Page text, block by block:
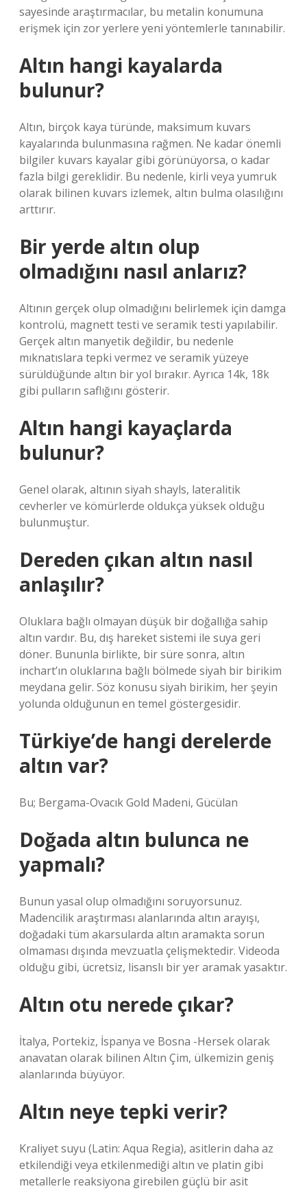
sayesinde araştırmacılar, bu metalin konumuna
erişmek için zor yerlere yeni yöntemlerle tanınabilir.
Altın hangi kayalarda
bulunur?
Altın, birçok kaya türünde, maksimum kuvars
kayalarında bulunmasına rağmen. Ne kadar önemli
bilgiler kuvars kayalar gibi görünüyorsa, o kadar
fazla bilgi gereklidir. Bu nedenle, kirli veya yumruk
olarak bilinen kuvars izlemek, altın bulma olasılığını
arttırır.
Bir yerde altın olup
olmadığını nasıl anlarız?
Altının gerçek olup olmadığını belirlemek için damga
kontrolü, magnett testi ve seramik testi yapılabilir.
Gerçek altın manyetik değildir, bu nedenle
mıknatıslara tepki vermez ve seramik yüzeye
sürüldüğünde altın bir yol bırakır. Ayrıca 14k, 18k
gibi pulların saflığını gösterir.
Altın hangi kayaçlarda
bulunur?
Genel olarak, altının siyah shayls, lateralitik
cevherler ve kömürlerde oldukça yüksek olduğu
bulunmuştur.
Dereden çıkan altın nasıl
anlaşılır?
Oluklara bağlı olmayan düşük bir doğallığa sahip
altın vardır. Bu, dış hareket sistemi ile suya geri
döner. Bununla birlikte, bir süre sonra, altın
inchart’ın oluklarına bağlı bölmede siyah bir birikim
meydana gelir. Söz konusu siyah birikim, her şeyin
yolunda olduğunun en temel göstergesidir.
Türkiye’de hangi derelerde
altın var?
Bu; Bergama-Ovacık Gold Madeni, Gücülan
Doğada altın bulunca ne
yapmalı?
Bunun yasal olup olmadığını soruyorsunuz.
Madencilik araştırması alanlarında altın arayışı,
doğadaki tüm akarsularda altın aramakta sorun
olmaması dışında mevzuatla çelişmektedir. Videoda
olduğu gibi, ücretsiz, lisanslı bir yer aramak yasaktır.
Altın otu nerede çıkar?
İtalya, Portekiz, İspanya ve Bosna -Hersek olarak
anavatan olarak bilinen Altın Çim, ülkemizin geniş
alanlarında büyüyor.
Altın neye tepki verir?
Kraliyet suyu (Latin: Aqua Regia), asitlerin daha az
etkilendiği veya etkilenmediği altın ve platin gibi
metallerle reaksiyona girebilen güçlü bir asit